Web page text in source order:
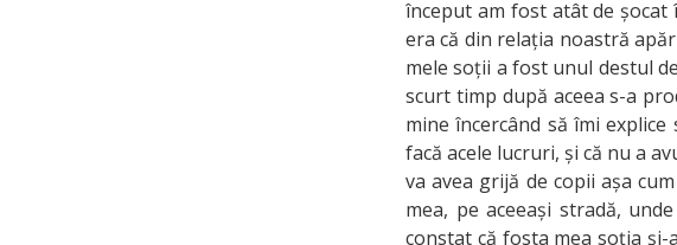
început am fost atât de șocat
era că din relația noastră
mele soții a fost unul destul
scurt timp după aceea s-a
mine încercând să îmi
facă acele lucruri, și că nu a
va avea grijă de copii așa
mea, pe aceeași stradă,
constat că fosta mea soția